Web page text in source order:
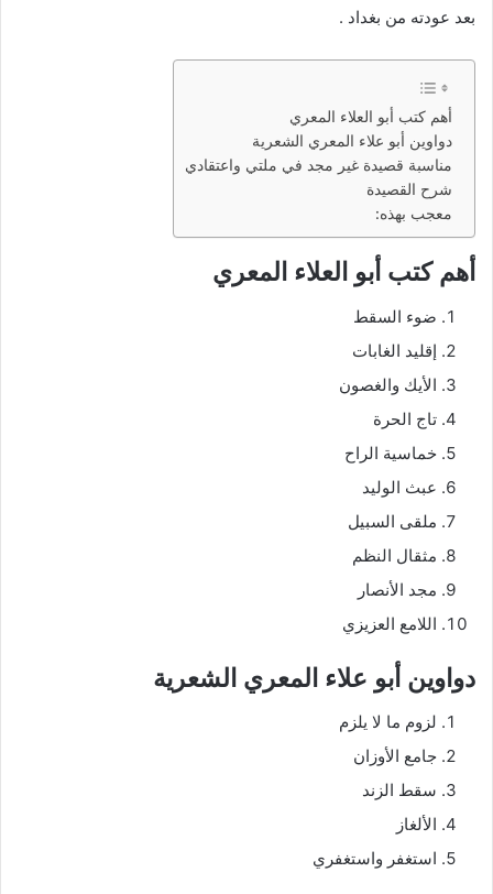
بعد عودته من بغداد .
أهم كتب أبو العلاء المعري
دواوين أبو علاء المعري الشعرية
مناسبة قصيدة غير مجد في ملتي واعتقادي
شرح القصيدة
معجب بهذه:
أهم كتب أبو العلاء المعري
ضوء السقط
إقليد الغابات
الأيك والغصون
تاج الحرة
خماسية الراح
عبث الوليد
ملقى السبيل
مثقال النظم
مجد الأنصار
اللامع العزيزي
دواوين أبو علاء المعري الشعرية
لزوم ما لا يلزم
جامع الأوزان
سقط الزند
الألغاز
استغفر واستغفري